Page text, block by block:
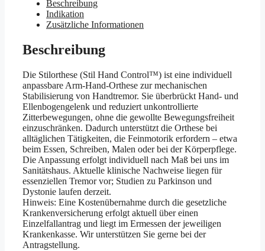
Beschreibung
Indikation
Zusätzliche Informationen
Beschreibung
Die Stilorthese (Stil Hand Control™) ist eine individuell
anpassbare Arm-Hand-Orthese zur mechanischen
Stabilisierung von Handtremor. Sie überbrückt Hand- und
Ellenbogengelenk und reduziert unkontrollierte
Zitterbewegungen, ohne die gewollte Bewegungsfreiheit
einzuschränken. Dadurch unterstützt die Orthese bei
alltäglichen Tätigkeiten, die Feinmotorik erfordern – etwa
beim Essen, Schreiben, Malen oder bei der Körperpflege.
Die Anpassung erfolgt individuell nach Maß bei uns im
Sanitätshaus. Aktuelle klinische Nachweise liegen für
essenziellen Tremor vor; Studien zu Parkinson und
Dystonie laufen derzeit.
Hinweis: Eine Kostenübernahme durch die gesetzliche
Krankenversicherung erfolgt aktuell über einen
Einzelfallantrag und liegt im Ermessen der jeweiligen
Krankenkasse. Wir unterstützen Sie gerne bei der
Antragstellung.